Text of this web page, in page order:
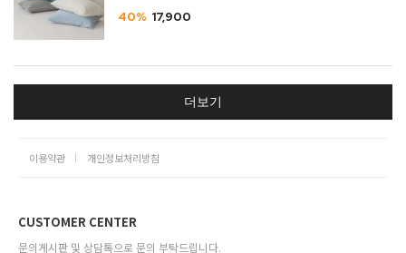
40% 17,900
더보기
이용약관 개인정보처리방침
CUSTOMER CENTER
문의게시판 및 상담톡으로 문의 부탁드립니다.